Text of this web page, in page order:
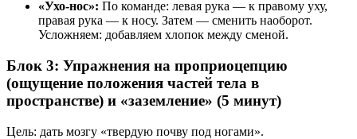
«Ухо-нос»: По команде: левая рука — к правому уху,
правая рука — к носу. Затем — сменить наоборот.
Усложняем: добавляем хлопок между сменой.
Блок 3: Упражнения на проприоцепцию
(ощущение положения частей тела в
пространстве) и «заземление» (5 минут)
Цель: дать мозгу «твердую почву под ногами».